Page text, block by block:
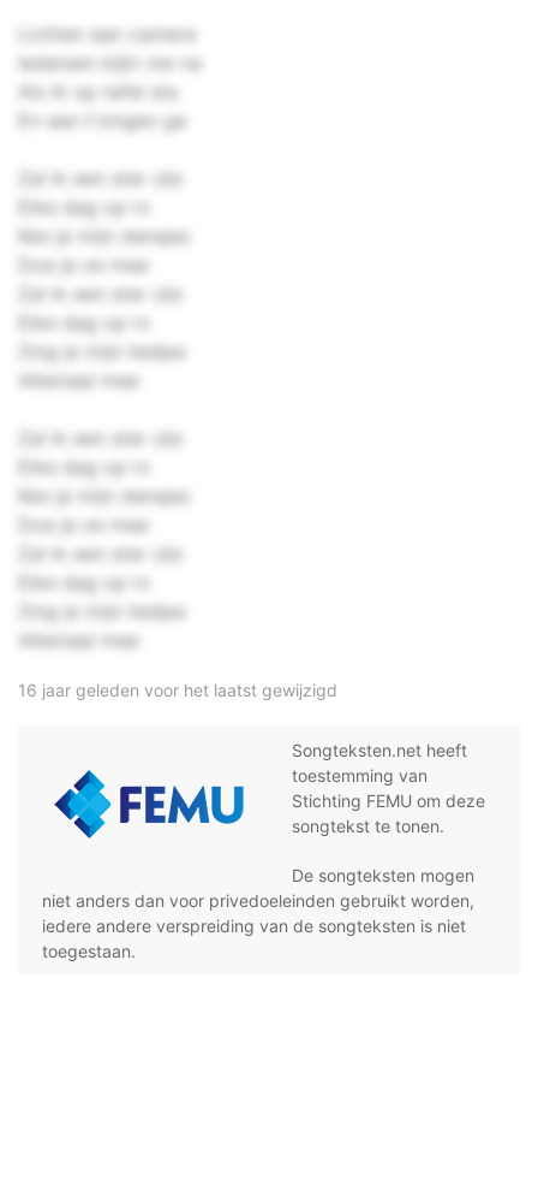
Lichten aan camera
Iedereen kijkt me na
Als ik op tafel sta
En aan t'zingen ga
Zal ik een ster zijn
Elke dag op tv
Ken je mijn dansjes
Doe je ze mee
Zal ik een ster zijn
Elke dag op tv
Zing je mijn liedjes
Allemaal mee
Zal ik een ster zijn
Elke dag op tv
Ken je mijn dansjes
Doe je ze mee
Zal ik een ster zijn
Elke dag op tv
Zing je mijn liedjes
Allemaal mee
16 jaar geleden voor het laatst gewijzigd
Songteksten.net heeft
toestemming van
Stichting FEMU om deze
songtekst te tonen.
De songteksten mogen
niet anders dan voor privedoeleinden gebruikt worden,
iedere andere verspreiding van de songteksten is niet
toegestaan.